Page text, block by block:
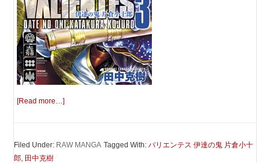
[Read more…]
Filed Under: RAW MANGA Tagged With:バリエンテス 伊達の鬼 片倉小十
郎, 田中克樹